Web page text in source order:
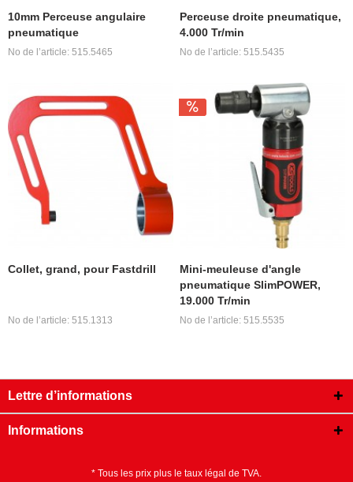
10mm Perceuse angulaire
pneumatique
No de l’article: 515.5465
Perceuse droite pneumatique,
4.000 Tr/min
No de l’article: 515.5435
Collet, grand, pour Fastdrill
No de l’article: 515.1313
Mini-meuleuse d'angle
pneumatique SlimPOWER,
19.000 Tr/min
No de l’article: 515.5535
Lettre d’informations
Informations
* Tous les prix plus le taux légal de TVA.